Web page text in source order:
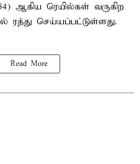
ஆகிய ரெயில்கள் வருகிற
ரத்து செய்யப்பட்டுள்ளது.
Read More